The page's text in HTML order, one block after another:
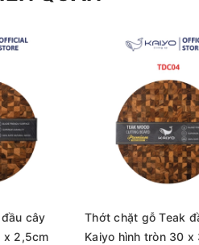
cây
x 2,5cm
Thớt chặt gỗ Teak
Kaiyo hình tròn 30 x